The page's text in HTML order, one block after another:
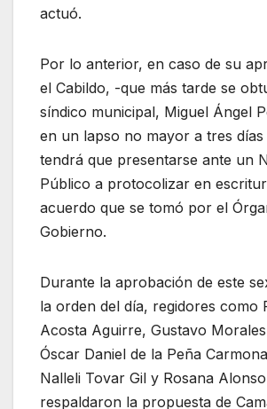
actuó.
Por lo anterior, en caso de su
el Cabildo, -que más tarde se
síndico municipal, Miguel Ángel
en un lapso no mayor a tres días
tendrá que presentarse ante un
Público a protocolizar en
acuerdo que se tomó por el
Gobierno.
Durante la aprobación de este
la orden del día, regidores como
Acosta Aguirre, Gustavo
Óscar Daniel de la Peña
Nalleli Tovar Gil y Rosana
respaldaron la propuesta de